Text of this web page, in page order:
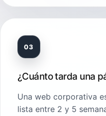
03
¿Cuánto tarda una
Una web corporativa
lista entre 2 y 5